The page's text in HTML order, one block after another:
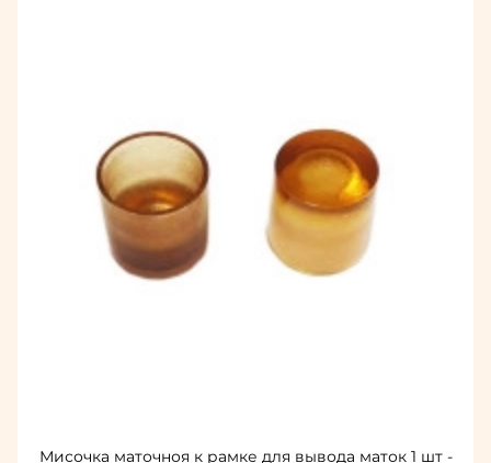
Мисочка маточноя к рамке для вывода маток 1 шт -